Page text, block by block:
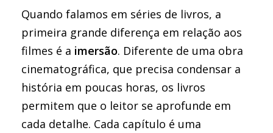
Quando falamos em séries de livros, a
primeira grande diferença em relação aos
filmes é a imersão. Diferente de uma obra
cinematográfica, que precisa condensar a
história em poucas horas, os livros
permitem que o leitor se aprofunde em
cada detalhe. Cada capítulo é uma